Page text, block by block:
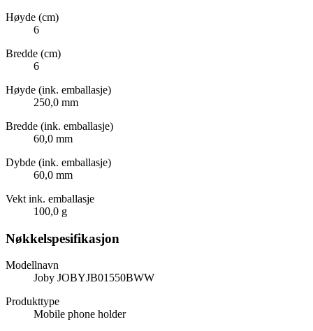
Høyde (cm)
6
Bredde (cm)
6
Høyde (ink. emballasje)
250,0 mm
Bredde (ink. emballasje)
60,0 mm
Dybde (ink. emballasje)
60,0 mm
Vekt ink. emballasje
100,0 g
Nøkkelspesifikasjon
Modellnavn
Joby JOBYJB01550BWW
Produkttype
Mobile phone holder